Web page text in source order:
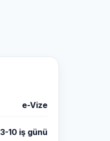
e-Vize
3-10 iş günü